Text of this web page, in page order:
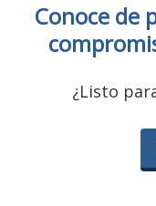
Conoce de
¿Listo